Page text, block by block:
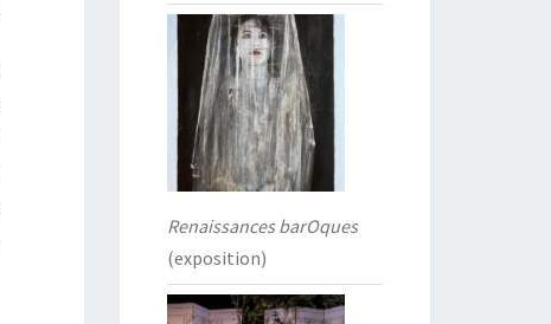
Renaissances barOques
(exposition)